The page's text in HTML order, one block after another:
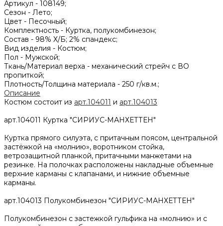
Артикул - 108149;
Сезон - Лето;
Цвет - Песочный;
Комплектность - Куртка, полукомбинезон;
Состав - 98% Х/Б; 2% спандекс;
Вид изделия - Костюм;
Пол - Мужской;
Ткань/Материал верха - механический стрейч с ВО
пропиткой;
Плотность/Толщина материала - 250 г/кв.м.;
Описание
Костюм состоит из арт.104011 и арт.104013
арт.104011 Куртка "СИРИУС-МАНХЕТТЕН"
Куртка прямого силуэта, с притачным поясом, центральной
застёжкой на «молнию», воротником стойка,
ветрозащитной планкой, притачными манжетами на
резинке. На полочках расположены накладные объемные
верхние карманы с клапанами, и нижние объемные
карманы.
арт.104013 Полукомбинезон "СИРИУС-МАНХЕТТЕН"
Полукомбинезон с застежкой гульфика на «молнию» и с